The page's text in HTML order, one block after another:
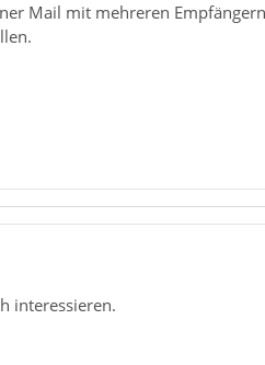
Mail mit mehreren
interessieren.